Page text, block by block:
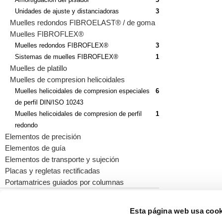
Esta página web usa
Unidades de ajuste y distanciadoras
3
Muelles redondos FIBROELAST® / de goma
Muelles FIBROFLEX®
Muelles redondos FIBROFLEX®
3
Sistemas de muelles FIBROFLEX®
1
Muelles de platillo
Muelles de compresion helicoidales
Muelles helicoidales de compresion especiales
de perfil DIN/ISO 10243
6
Muelles helicoidales de compresion de perfil
redondo
1
Elementos de precisión
Elementos de guía
Elementos de transporte y sujeción
Placas y regletas rectificadas
Portamatrices guiados por columnas